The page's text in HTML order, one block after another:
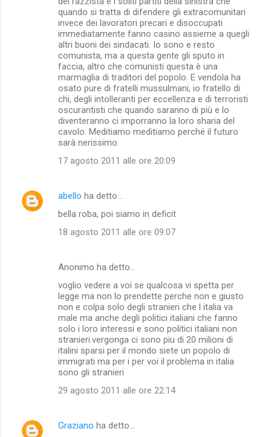
quando si tratta di difendere gli extracomunitari
invece dei lavoratori precari e disoccupati
immediatamente fanno casino assieme a quegli
altri buoni dei sindacati. Io sono e resto
comunista, ma a questa gente gli sputo in
faccia, altro che comunisti questa è una
marmaglia di traditori del popolo. E vendola ha
osato pure di fratelli mussulmani, io fratello di
chi, degli intolleranti per eccellenza e di terroristi
oscurantisti che quando saranno di più e lo
diventeranno ci imporranno la loro sharia del
cavolo. Meditiamo meditiamo perché il futuro
sarà nerissimo.
17 agosto 2011 alle ore 20:09
abello ha detto…
bella roba, poi siamo in deficit
18 agosto 2011 alle ore 09:07
Anonimo ha detto…
voglio vedere a voi se qualcosa vi spetta per
legge ma non lo prendette perche non e giusto
non e colpa solo degli stranieri che l italia va
male ma anche degli politici italiani che fanno
solo i loro interessi e sono politici italiani non
stranieri.vergonga ci sono piu di 20 milioni di
italini sparsi per il mondo siete un popolo di
immigrati ma per i per voi il problema in italia
sono gli stranieri
29 agosto 2011 alle ore 22:14
Graziano ha detto…